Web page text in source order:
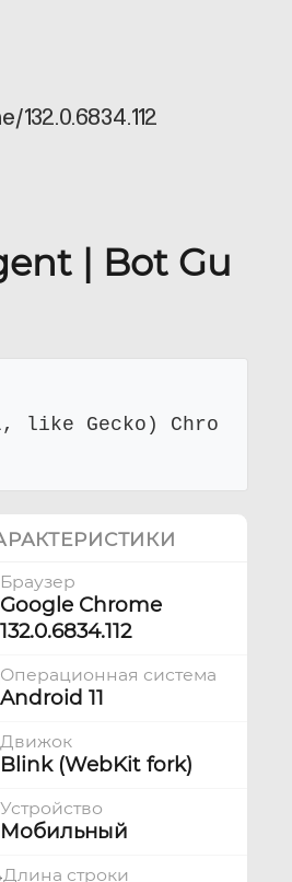
132.0.6834.112
| Bot Gu
like Gecko) Chro
Браузер
Google Chrome
132.0.6834.112
Операционная система
Android 11
Движок
Blink (WebKit fork)
Устройство
Мобильный
Длина строки